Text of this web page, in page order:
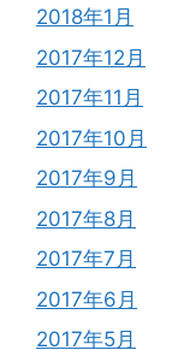
2018年1月
2017年12月
2017年11月
2017年10月
2017年9月
2017年8月
2017年7月
2017年6月
2017年5月